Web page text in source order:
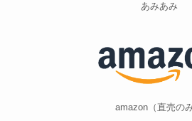
あみあみ
amazon（直売のみ